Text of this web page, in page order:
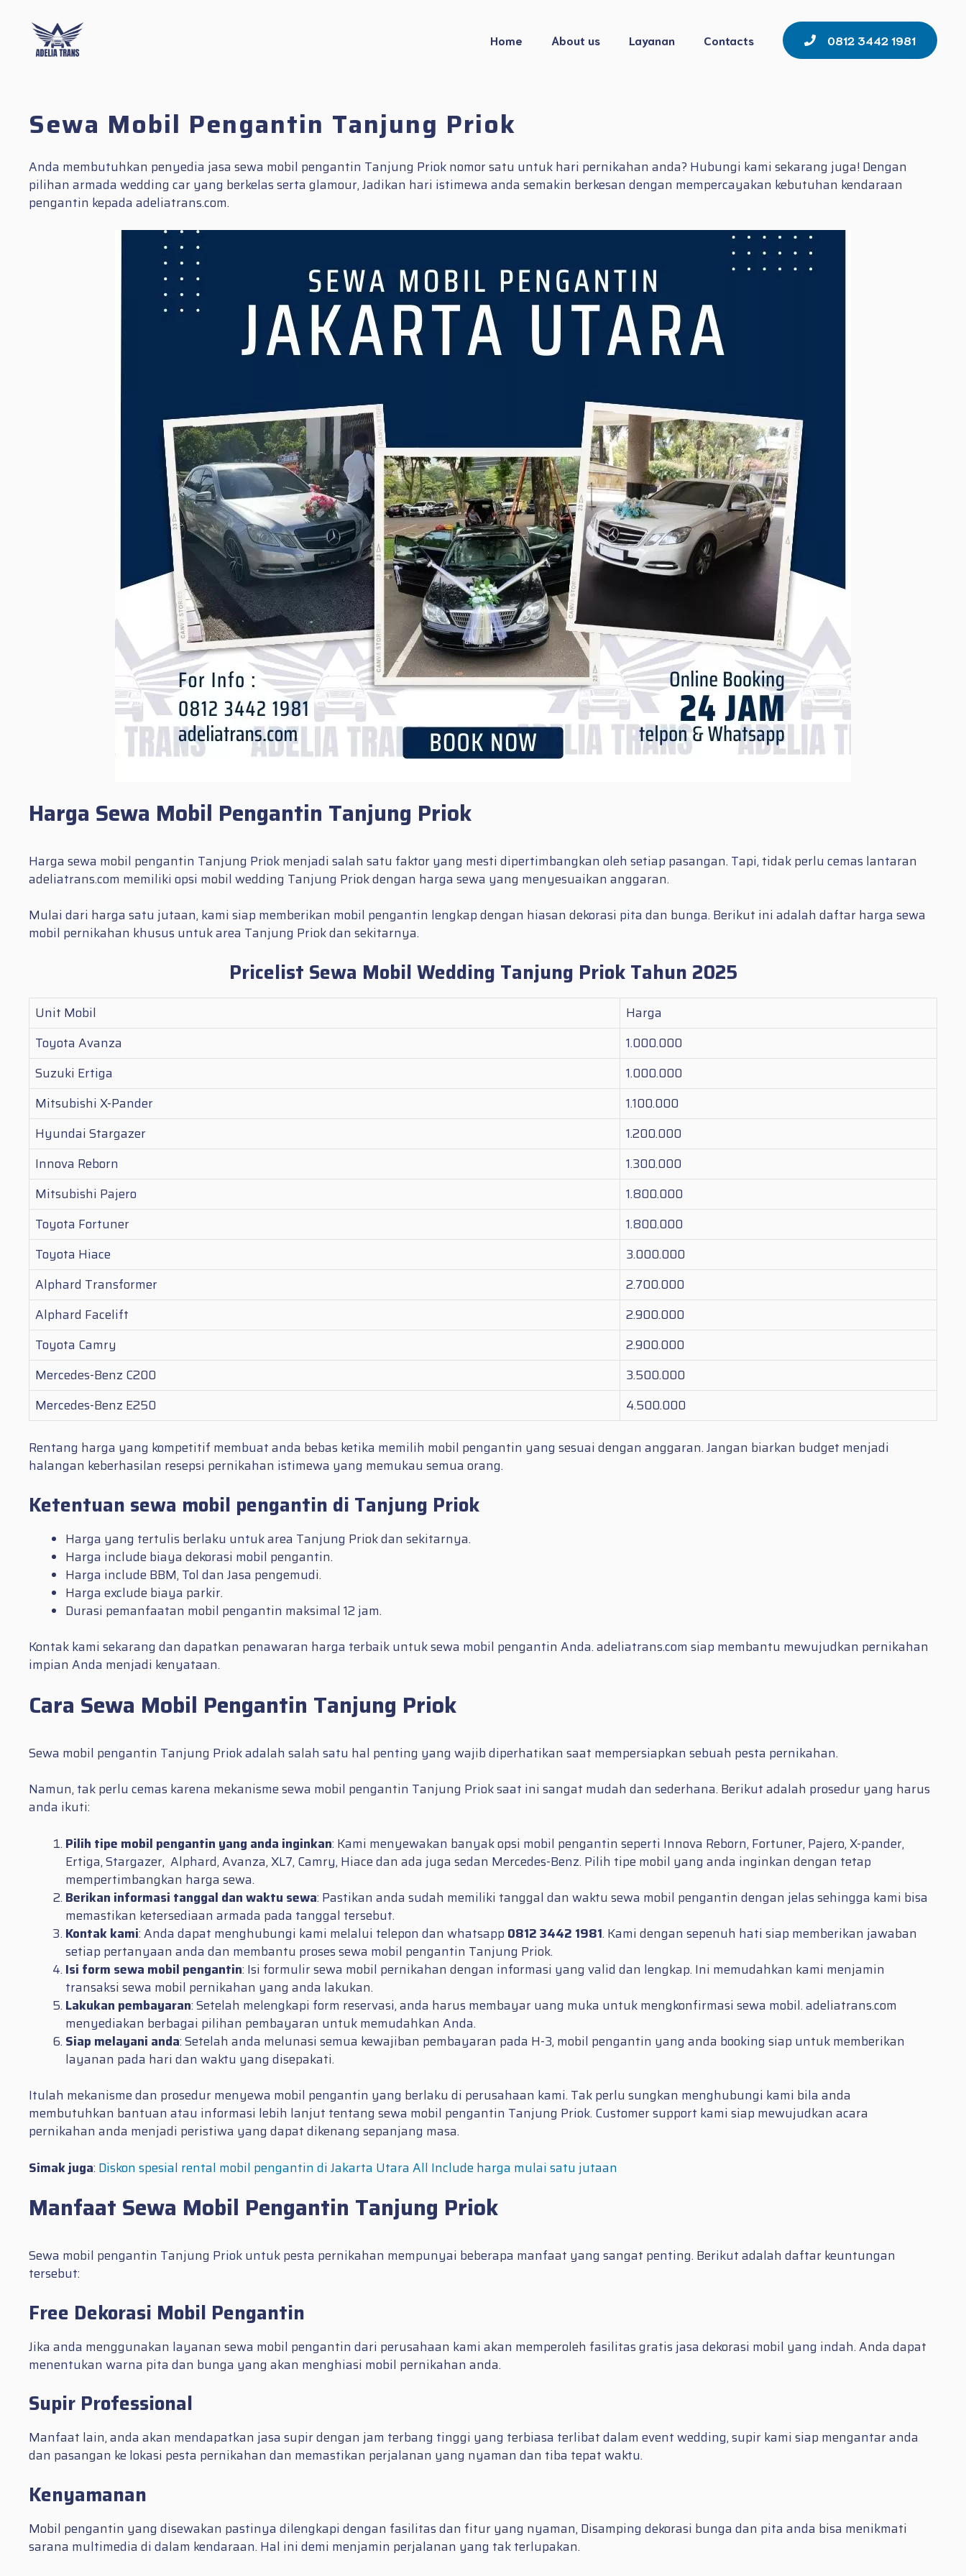
content
Home About us Layanan Contacts 0812 3442 1981
Sewa Mobil Pengantin Tanjung Priok
Anda membutuhkan penyedia jasa sewa mobil pengantin Tanjung Priok nomor satu untuk hari pernikahan anda? Hubungi kami sekarang juga! Dengan
pilihan armada wedding car yang berkelas serta glamour, Jadikan hari istimewa anda semakin berkesan dengan mempercayakan kebutuhan kendaraan
pengantin kepada adeliatrans.com.
Harga Sewa Mobil Pengantin Tanjung Priok
Harga sewa mobil pengantin Tanjung Priok menjadi salah satu faktor yang mesti dipertimbangkan oleh setiap pasangan. Tapi, tidak perlu cemas lantaran
adeliatrans.com memiliki opsi mobil wedding Tanjung Priok dengan harga sewa yang menyesuaikan anggaran.
Mulai dari harga satu jutaan, kami siap memberikan mobil pengantin lengkap dengan hiasan dekorasi pita dan bunga. Berikut ini adalah daftar harga sewa
mobil pernikahan khusus untuk area Tanjung Priok dan sekitarnya.
Pricelist Sewa Mobil Wedding Tanjung Priok Tahun 2025
Unit Mobil
Harga
Toyota Avanza
1.000.000
Suzuki Ertiga
1.000.000
Mitsubishi X-Pander
1.100.000
Hyundai Stargazer
1.200.000
Innova Reborn
1.300.000
Mitsubishi Pajero
1.800.000
Toyota Fortuner
1.800.000
Toyota Hiace
3.000.000
Alphard Transformer
2.700.000
Alphard Facelift
2.900.000
Toyota Camry
2.900.000
Mercedes-Benz C200
3.500.000
Mercedes-Benz E250
4.500.000
Rentang harga yang kompetitif membuat anda bebas ketika memilih mobil pengantin yang sesuai dengan anggaran. Jangan biarkan budget menjadi
halangan keberhasilan resepsi pernikahan istimewa yang memukau semua orang.
Ketentuan sewa mobil pengantin di Tanjung Priok
Harga yang tertulis berlaku untuk area Tanjung Priok dan sekitarnya.
Harga include biaya dekorasi mobil pengantin.
Harga include BBM, Tol dan Jasa pengemudi.
Harga exclude biaya parkir.
Durasi pemanfaatan mobil pengantin maksimal 12 jam.
Kontak kami sekarang dan dapatkan penawaran harga terbaik untuk sewa mobil pengantin Anda. adeliatrans.com siap membantu mewujudkan pernikahan
impian Anda menjadi kenyataan.
Cara Sewa Mobil Pengantin Tanjung Priok
Sewa mobil pengantin Tanjung Priok adalah salah satu hal penting yang wajib diperhatikan saat mempersiapkan sebuah pesta pernikahan.
Namun, tak perlu cemas karena mekanisme sewa mobil pengantin Tanjung Priok saat ini sangat mudah dan sederhana. Berikut adalah prosedur yang harus
anda ikuti:
Pilih tipe mobil pengantin yang anda inginkan: Kami menyewakan banyak opsi mobil pengantin seperti Innova Reborn, Fortuner, Pajero, X-pander,
Ertiga, Stargazer, Alphard, Avanza, XL7, Camry, Hiace dan ada juga sedan Mercedes-Benz. Pilih tipe mobil yang anda inginkan dengan tetap
mempertimbangkan harga sewa.
Berikan informasi tanggal dan waktu sewa: Pastikan anda sudah memiliki tanggal dan waktu sewa mobil pengantin dengan jelas sehingga kami bisa
memastikan ketersediaan armada pada tanggal tersebut.
Kontak kami: Anda dapat menghubungi kami melalui telepon dan whatsapp 0812 3442 1981. Kami dengan sepenuh hati siap memberikan jawaban
setiap pertanyaan anda dan membantu proses sewa mobil pengantin Tanjung Priok.
Isi form sewa mobil pengantin: Isi formulir sewa mobil pernikahan dengan informasi yang valid dan lengkap. Ini memudahkan kami menjamin
transaksi sewa mobil pernikahan yang anda lakukan.
Lakukan pembayaran: Setelah melengkapi form reservasi, anda harus membayar uang muka untuk mengkonfirmasi sewa mobil. adeliatrans.com
menyediakan berbagai pilihan pembayaran untuk memudahkan Anda.
Siap melayani anda: Setelah anda melunasi semua kewajiban pembayaran pada H-3, mobil pengantin yang anda booking siap untuk memberikan
layanan pada hari dan waktu yang disepakati.
Itulah mekanisme dan prosedur menyewa mobil pengantin yang berlaku di perusahaan kami. Tak perlu sungkan menghubungi kami bila anda
membutuhkan bantuan atau informasi lebih lanjut tentang sewa mobil pengantin Tanjung Priok. Customer support kami siap mewujudkan acara
pernikahan anda menjadi peristiwa yang dapat dikenang sepanjang masa.
Simak juga: Diskon spesial rental mobil pengantin di Jakarta Utara All Include harga mulai satu jutaan
Manfaat Sewa Mobil Pengantin Tanjung Priok
Sewa mobil pengantin Tanjung Priok untuk pesta pernikahan mempunyai beberapa manfaat yang sangat penting. Berikut adalah daftar keuntungan
tersebut:
Free Dekorasi Mobil Pengantin
Jika anda menggunakan layanan sewa mobil pengantin dari perusahaan kami akan memperoleh fasilitas gratis jasa dekorasi mobil yang indah. Anda dapat
menentukan warna pita dan bunga yang akan menghiasi mobil pernikahan anda.
Supir Professional
Manfaat lain, anda akan mendapatkan jasa supir dengan jam terbang tinggi yang terbiasa terlibat dalam event wedding, supir kami siap mengantar anda
dan pasangan ke lokasi pesta pernikahan dan memastikan perjalanan yang nyaman dan tiba tepat waktu.
Kenyamanan
Mobil pengantin yang disewakan pastinya dilengkapi dengan fasilitas dan fitur yang nyaman, Disamping dekorasi bunga dan pita anda bisa menikmati
sarana multimedia di dalam kendaraan. Hal ini demi menjamin perjalanan yang tak terlupakan.